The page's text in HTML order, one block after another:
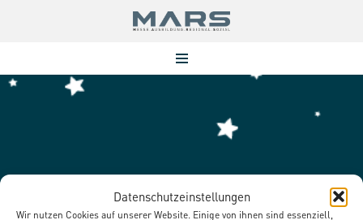
Datenschutzeinstellungen
Wir nutzen Cookies auf unserer Website. Einige von ihnen sind essenziell,
springen
Klempner*in